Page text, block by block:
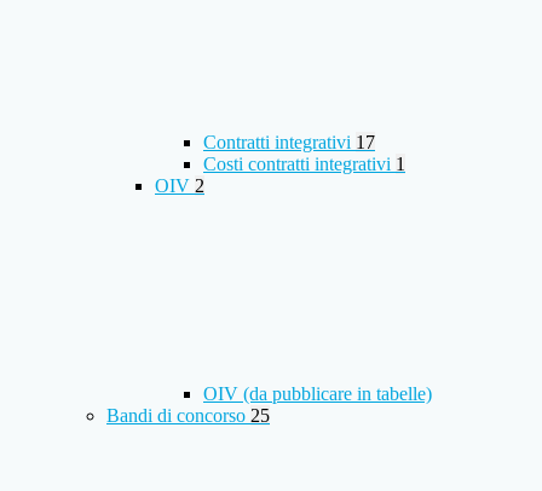
Contratti integrativi 17
Costi contratti integrativi 1
OIV 2
OIV (da pubblicare in tabelle)
Bandi di concorso 25